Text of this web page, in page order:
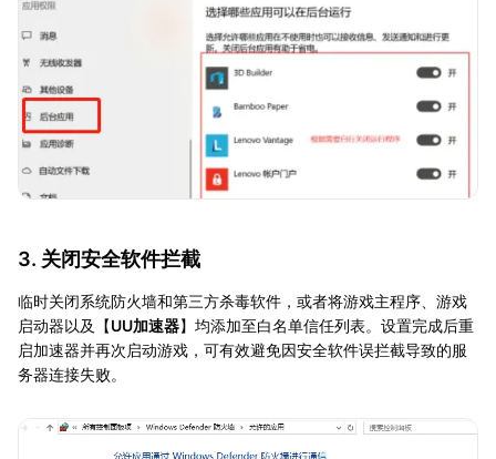
3. 关闭安全软件拦截
临时关闭系统防火墙和第三方杀毒软件，或者将游戏主程序、游戏
启动器以及【UU加速器】均添加至白名单信任列表。设置完成后重
启加速器并再次启动游戏，可有效避免因安全软件误拦截导致的服
务器连接失败。